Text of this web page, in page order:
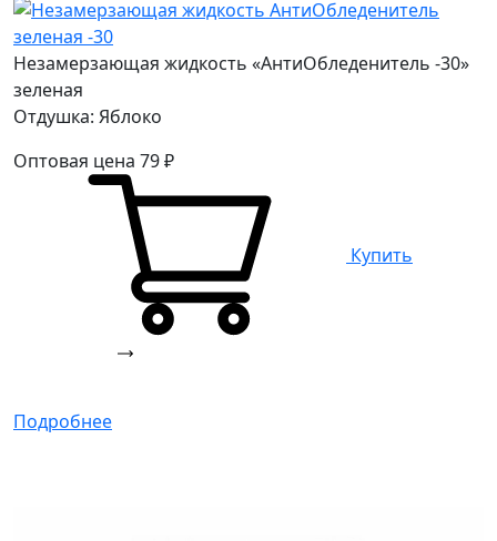
Незамерзающая жидкость «АнтиОбледенитель -30»
зеленая
Отдушка: Яблоко
Оптовая цена 79₽
Купить
Подробнее